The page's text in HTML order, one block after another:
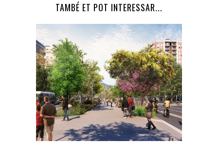
TAMBÉ ET POT INTERESSAR...